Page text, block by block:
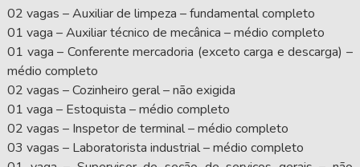
02 vagas – Auxiliar de limpeza – fundamental completo
01 vaga – Auxiliar técnico de mecânica – médio completo
01 vaga – Conferente mercadoria (exceto carga e descarga) –
médio completo
02 vagas – Cozinheiro geral – não exigida
01 vaga – Estoquista – médio completo
02 vagas – Inspetor de terminal – médio completo
03 vagas – Laboratorista industrial – médio completo